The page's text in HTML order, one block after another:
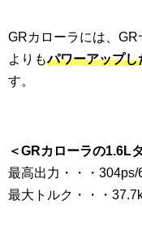
GRカローラには、
よりもパワーアップ
す。
＜GRカローラの1.6L
最高出力・・・304ps/
最大トルク・・・